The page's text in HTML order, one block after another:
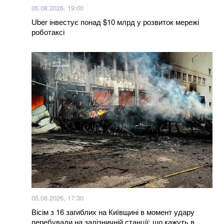
05.08.2026, 19:00
Uber інвестує понад $10 млрд у розвиток мережі
роботаксі
05.08.2026, 17:30
Вісім з 16 загиблих на Київщині в момент удару
перебували на залізничній станції: що кажуть в